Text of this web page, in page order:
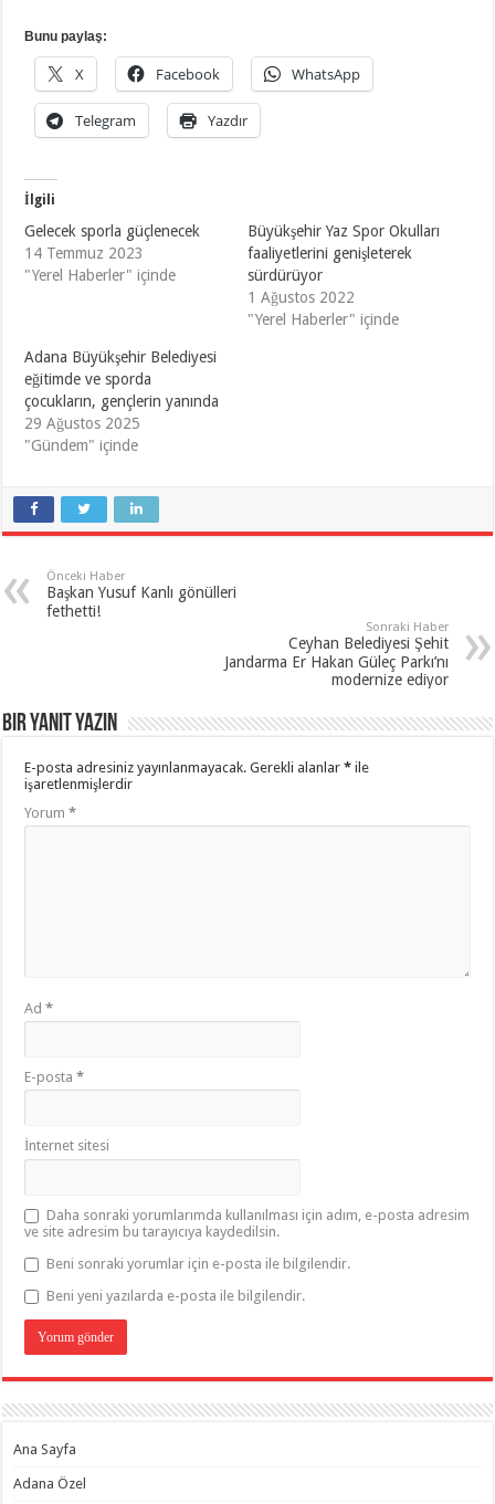
Bunu paylaş:
X Facebook WhatsApp
Telegram Yazdır
İlgili
Gelecek sporla güçlenecek
14 Temmuz 2023
"Yerel Haberler" içinde
Büyükşehir Yaz Spor Okulları
faaliyetlerini genişleterek
sürdürüyor
1 Ağustos 2022
"Yerel Haberler" içinde
Adana Büyükşehir Belediyesi
eğitimde ve sporda
çocukların, gençlerin yanında
29 Ağustos 2025
"Gündem" içinde
Önceki Haber
Başkan Yusuf Kanlı gönülleri
fethetti!
Sonraki Haber
Ceyhan Belediyesi Şehit
Jandarma Er Hakan Güleç Parkı’nı
modernize ediyor
Bir yanıt yazın
E-posta adresiniz yayınlanmayacak. Gerekli alanlar* ile
işaretlenmişlerdir
Yorum*
Ad*
E-posta*
İnternet sitesi
Daha sonraki yorumlarımda kullanılması için adım, e-posta adresim
ve site adresim bu tarayıcıya kaydedilsin.
Beni sonraki yorumlar için e-posta ile bilgilendir.
Beni yeni yazılarda e-posta ile bilgilendir.
Ana Sayfa
Adana Özel